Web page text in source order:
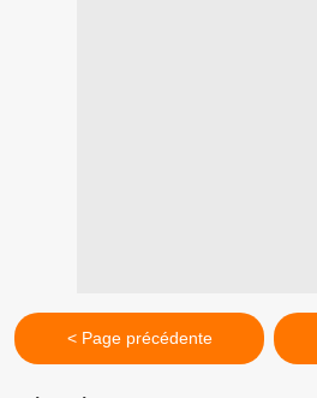
< Page précédente